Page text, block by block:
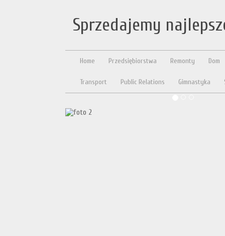
Sprzedajemy
Home Przedsiębiorstwa Remonty Dom
Transport Public Relations Gimnastyka